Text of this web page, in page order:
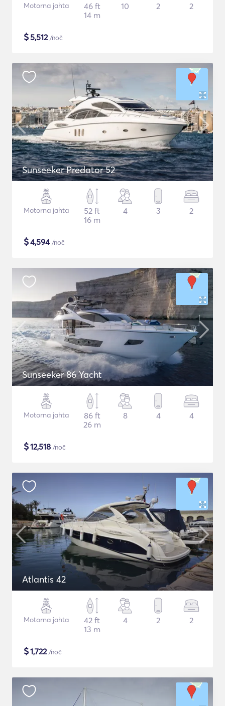
Motorna jahta
46 ft
14 m
10 2 2
$5,512/noč
Sunseeker Predator 52
Motorna jahta
52 ft
16 m
4 3 2
$4,594/noč
Sunseeker 86 Yacht
Motorna jahta
86 ft
26 m
8 4 4
$12,518 /noč
Atlantis 42
Motorna jahta
42 ft
13 m
4 2 2
$1,722/noč